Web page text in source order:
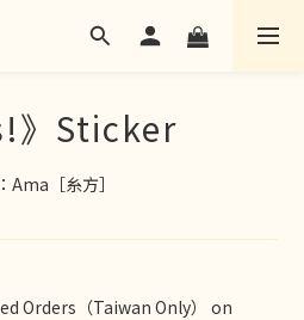
》Sticker
［糸方］
Orders（Taiwan Only） on